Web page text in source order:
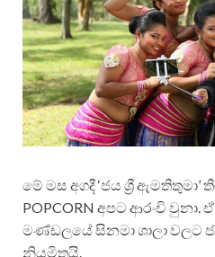
මේ මස අගදී ‘ජය ශ්‍රී
POPCORN අපට ආරංචි වුනා.
මණ්ඩලයේ සිනමා ශාලා වලට
නියමිතයි.